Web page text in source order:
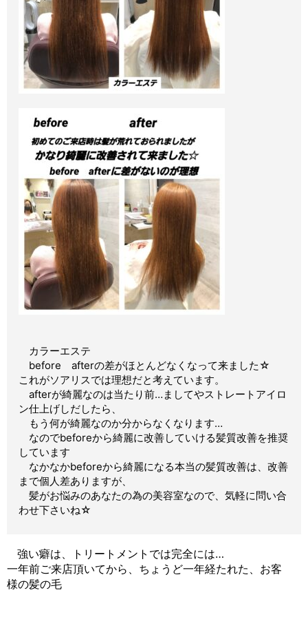
カラーエステ
before afterの差がほとんどなくなって来ました☆
これがソアリスでは理想だと考えています。
afterが綺麗なのは当たり前…ましてやストレートアイロ
ン仕上げしだしたら、
もう何が綺麗なのか分からなくなります…
なのでbeforeから綺麗に改善していける髪質改善を推奨
しています
なかなかbeforeから綺麗になる本当の髪質改善は、改善
まで個人差ありますが、
髪がお悩みのあなたの為の美容室なので、気軽に問い合
わせ下さいね☆
強い癖は、トリートメントでは完全には…
一年前ご来店頂いてから、ちょうど一年経たれた、お客
様の髪の毛